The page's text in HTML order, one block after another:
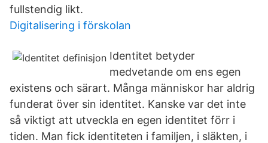
fullstendig likt.
Digitalisering i förskolan
Identitet betyder
medvetande om ens egen
existens och särart. Många människor har aldrig
funderat över sin identitet. Kanske var det inte
så viktigt att utveckla en egen identitet förr i
tiden. Man fick identiteten i familjen, i släkten, i